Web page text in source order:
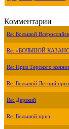
Комментарии
Re: Большой
Re: «БОЛЬШОЙ
Re: Приз Терского
Re: Большой Летний приз
Re: Дерзкий
Re: Большой приз